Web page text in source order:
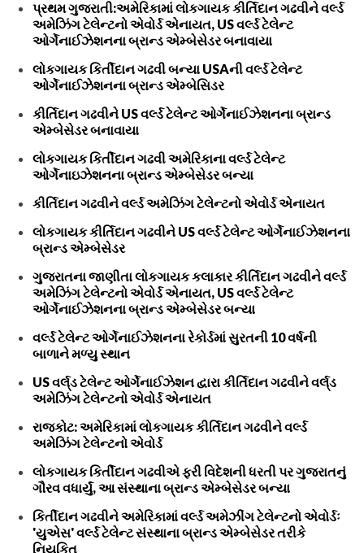
પ્રથમ ગુજરાતી:અમેરિકામાં લોકગાયક કીર્તિદાન ગઢવીને વર્લ્ડ
અમેઝિંગ ટેલેન્ટનો એવોર્ડ એનાયત, US વર્લ્ડ ટેલેન્ટ
ઓર્ગેનાઈઝેશનના બ્રાન્ડ એમ્બેસેડર બનાવાયા
લોકગાયક કિર્તીદાન ગઢવી બન્યા USAની વર્લ્ડ ટેલેન્ટ
ઓર્ગેનાઈઝેશનના બ્રાન્ડ એમ્બેસિડર
કીર્તિદાન ગઢવીને US વર્લ્ડ ટેલેન્ટ ઓર્ગેનાઈઝેશનના બ્રાન્ડ
એમ્બેસેડર બનાવાયા
લોકગાયક કિર્તીદાન ગઢવી અમેરિકાના વર્લ્ડ ટેલેન્ટ
ઓર્ગેનાઇઝેશનના બ્રાન્ડ એમ્બેસેડર બન્યા
કીર્તિદાન ગઢવીને વર્લ્ડ અમેઝિંગ ટેલેન્ટનો એવોર્ડ એનાયત
લોકગાયક કીર્તિદાન ગઢવીને US વર્લ્ડ ટેલેન્ટ ઓર્ગેનાઈઝેશનના
બ્રાન્ડ એમ્બેસેડર
ગુજરાતના જાણીતા લોકગાયક કલાકાર કીર્તિદાન ગઢવીને વર્લ્ડ
અમેઝિંગ ટેલેન્ટનો એવોર્ડ એનાયત, US વર્લ્ડ ટેલેન્ટ
ઓર્ગેનાઈઝેશનના બ્રાન્ડ એમ્બેસેડર બન્યા
વર્લ્ડ ટેલેન્ટ ઓર્ગેનાઈઝેશનના રેકોર્ડમાં સુરતની 10 વર્ષની
બાળાને મળ્યુ સ્થાન
US વર્લ્‌ડ ટેલેન્ટ ઓર્ગેનાઈઝેશન દ્વારા કીર્તિદાન ગઢવીને વર્લ્‌ડ
અમેઝિંગ ટેલેન્ટનો એવોર્ડ એનાયત
રાજકોટ: અમેરિકામાં લોકગાયક કીર્તિદાન ગઢવીને વર્લ્ડ
અમેઝિંગ ટેલેન્ટનો એવોર્ડ
લોકગાયક કિર્તીદાન ગઢવીએ ફરી વિદેશની ધરતી પર ગુજરાતનું
ગૌરવ વધાર્યું, આ સંસ્થાના બ્રાન્ડ એમ્બેસેડર બન્યા
કિર્તીદાન ગઢવીને અમેરિકામાં વર્લ્ડ અમેઝીંગ ટેલેન્ટનો એવોર્ડઃ
'યુએસ' વર્લ્ડ ટેલેન્ટ સંસ્થાના બ્રાન્ડ એમ્બેસેડર તરીકે
નિયુકિત